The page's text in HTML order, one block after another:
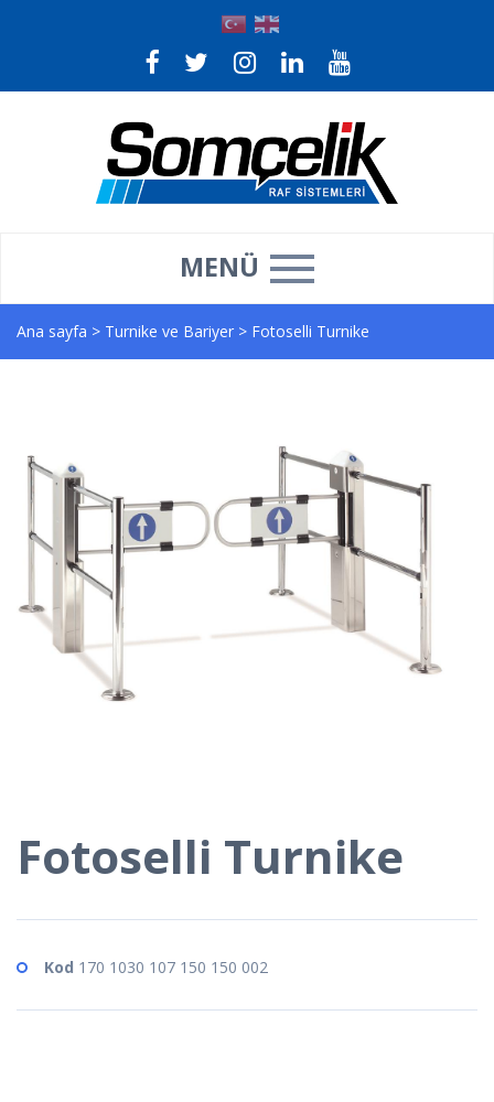
MENÜ
Ana sayfa > Turnike ve Bariyer > Fotoselli Turnike
Fotoselli Turnike
Kod 170 1030 107 150 150 002